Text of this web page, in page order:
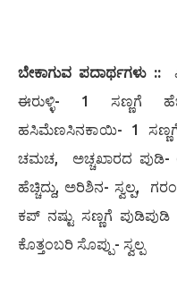
ಬೇಕಾಗುವ ಪದಾರ್ಥಗಳು ::
ಈರುಳ್ಳಿ- 1 ಸಣ್ಣಗೆ
ಹಸಿಮೆಣಸಿನಕಾಯಿ- 1 ಸಣ್ಣಗೆ
ಚಮಚ, ಅಚ್ಚಖಾರದ
ಹೆಚ್ಚಿದ್ದು, ಅರಿಶಿನ- ಸ್ವಲ್ಪ,
ಕಪ್ ನಷ್ಟು ಸಣ್ಣಗೆ
ಕೊತ್ತಂಬರಿ ಸೊಪ್ಪು- ಸ್ವಲ್ಪ